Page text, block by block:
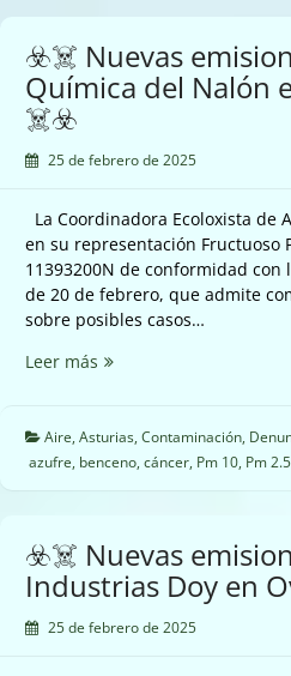
☠️☣️
☣️☠️ Nuevas
Química del Nalón
☠️☣️
25 de febrero de 2025
La Coordinadora Ecoloxista de
en su representación Fructuoso
11393200N de conformidad con
de 20 de febrero, que admite
sobre posibles casos…
Leer más ☣️☠️
de
la
en
Langreo
Aire, Asturias, Contaminación,
azufre, benceno, cáncer, Pm 10, Pm 2.5
☣️☠️ Nuevas
Industrias Doy en
25 de febrero de 2025